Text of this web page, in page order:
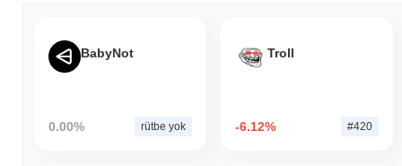
BabyNot
0.00% rütbe yok
Troll
-6.12% #420